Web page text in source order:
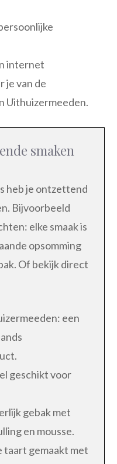
internet
je van de
Uithuizermeeden.
smaken
heb je ontzettend
Bijvoorbeeld
elke smaak is
opsomming
Of bekijk direct
een
geschikt voor
gebak met
en mousse.
taart gemaakt met